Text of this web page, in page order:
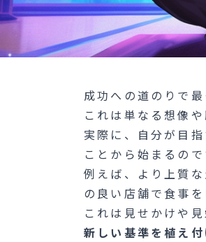
成功への道のりで最
これは単なる想像
実際に、自分が目
ことから始まるので
例えば、より上質
の良い店舗で食事
これは見せかけや
新しい基準を植え